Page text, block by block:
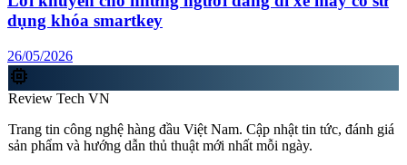
dụng khóa smartkey
26/05/2026
memory
Review Tech VN
Trang tin công nghệ hàng đầu Việt Nam. Cập nhật tin tức, đánh giá
sản phẩm và hướng dẫn thủ thuật mới nhất mỗi ngày.